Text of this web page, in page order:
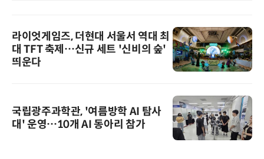
라이엇게임즈, 더현대 서울서 역대 최
대 TFT 축제…신규 세트 '신비의 숲'
띄운다
국립광주과학관, '여름방학 AI 탐사
대' 운영…10개 AI 동아리 참가